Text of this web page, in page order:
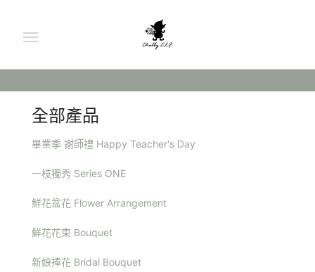
全部產品
畢業季 謝師禮 Happy Teacher's Day
一枝獨秀 Series ONE
鮮花盆花 Flower Arrangement
鮮花花束 Bouquet
新娘捧花 Bridal Bouquet